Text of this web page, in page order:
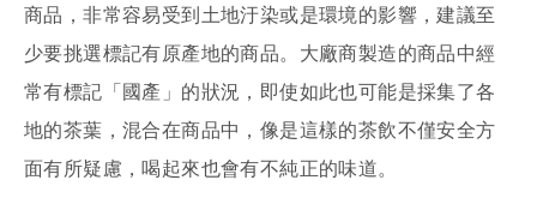
商品，非常容易受到土地汙染或是環境的影響，建議至
少要挑選標記有原產地的商品。大廠商製造的商品中經
常有標記「國產」的狀況，即使如此也可能是採集了各
地的茶葉，混合在商品中，像是這樣的茶飲不僅安全方
面有所疑慮，喝起來也會有不純正的味道。